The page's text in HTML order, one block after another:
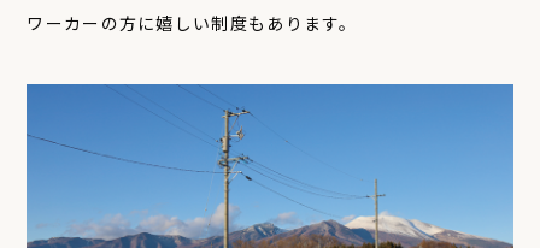
ワーカーの方に嬉しい制度もあります。